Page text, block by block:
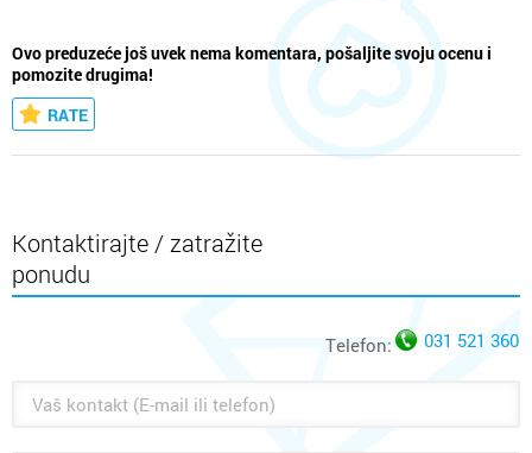
Ovo preduzeće još uvek nema komentara, pošaljite svoju ocenu i
pomozite drugima!
RATE
Kontaktirajte / zatražite
ponudu
Telefon: 031 521 360